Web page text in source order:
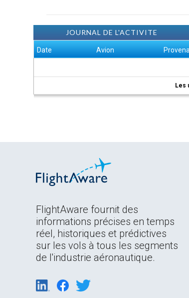
JOURNAL DE L'ACTIVITE
Date Avion
Les
FlightAware fournit des
informations précises en temps
réel, historiques et prédictives
sur les vols à tous les segments
de l'industrie aéronautique.